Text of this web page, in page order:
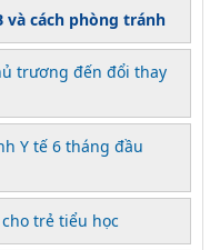
và cách phòng tránh
trương đến đổi thay
Y tế 6 tháng đầu
trẻ tiểu học